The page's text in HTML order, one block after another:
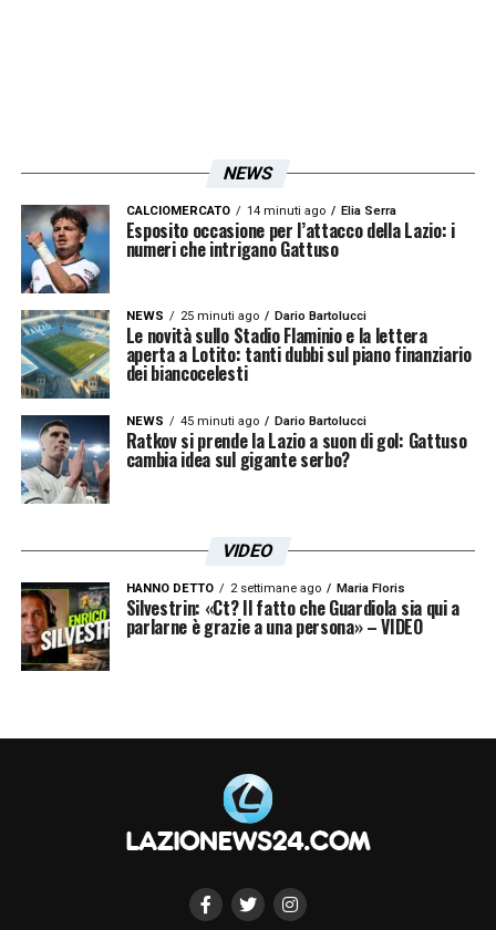
NEWS
CALCIOMERCATO 14 minuti ago Elia Serra
Esposito occasione per l’attacco della Lazio: i
numeri che intrigano Gattuso
NEWS 25 minuti ago Dario Bartolucci
Le novità sullo Stadio Flaminio e la lettera
aperta a Lotito: tanti dubbi sul piano finanziario
dei biancocelesti
NEWS 45 minuti ago Dario Bartolucci
Ratkov si prende la Lazio a suon di gol: Gattuso
cambia idea sul gigante serbo?
VIDEO
HANNO DETTO 2 settimane ago Maria Floris
Silvestrin: «Ct? Il fatto che Guardiola sia qui a
parlarne è grazie a una persona» – VIDEO